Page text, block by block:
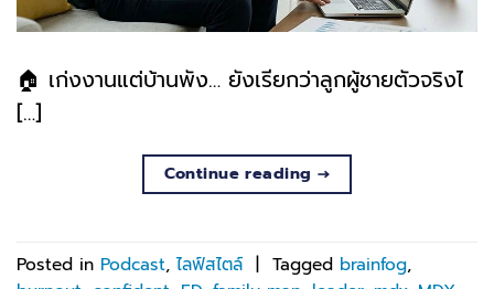
🏠 เก่งงานแต่บ้านพัง… ยังเรียกว่าลูกผู้ชายตัวจริงไ
[…]
Continue reading →
Posted in Podcast, ไลฟ์สไตล์ | Tagged brainfog,